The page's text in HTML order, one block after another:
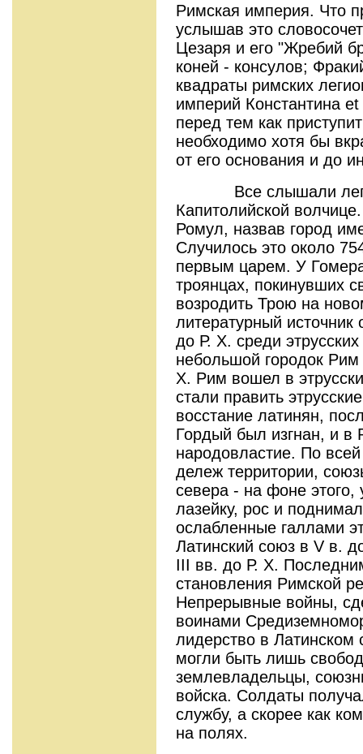
Римская империя. Что
услышав это
Цезаря и его "Жребий
коней - консулов;
квадраты римских
империй Константина
перед тем как
необходимо хотя бы
от его основания и до
Все слышали
Капитолийской
Ромул, назвав город
Случилось это около
первым царем. У
троянцах, покинувших
возродить Трою на
литературный
до Р. Х. среди
небольшой городок
Х. Рим вошел в
стали править
восстание латинян,
Гордый был изгнан, и в
народовластие. По
дележ территории,
севера - на фоне
лазейку, рос и
ослабленные галлами
Латинский союз в V в.
III вв. до Р. Х.
становления Римской
Непрерывные войны,
воинами
лидерство в
могли быть лишь
землевладельцы,
войска. Солдаты
службу, а скорее как
на полях.